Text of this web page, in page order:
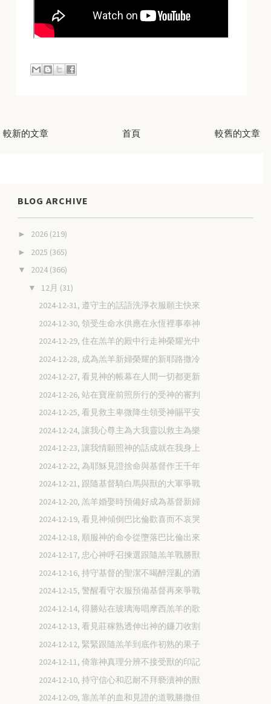
較新的文章 較舊的文章
首頁
BLOG ARCHIVE
► 2026 (219)
► 2025 (365)
▼ 2024 (366)
▼ 12月 (31)
2024-12-31, 遵守主的話語洗淨衣服願主快來
2024-12-30, 領受生命水供應在永恆裡事奉神
2024-12-29, 住在羔羊的殿中行走神榮耀光中
2024-12-28, 成為羔羊新婦榮耀的新耶路撒冷
2024-12-27, 看見神的帳幕在人間一切都更新
2024-12-26, 站在寶座前照所行的受神的審判
2024-12-25, 看見救主卑微降生領受神賜平安
2024-12-24, 讓我心尊主為大我靈以救主為樂
2024-12-23, 讓我情願照神的話成就在我身上
2024-12-22, 為耶穌見證捨命與基督作王千年
2024-12-21, 跟隨基督騎白馬與獸的大軍爭戰
2024-12-20, 羔羊婚娶時預備好成為基督新婦
2024-12-19, 看見神傾倒巴比倫歡喜而不哀哭
2024-12-18, 順服神的命令從墮落巴比倫出來
2024-12-17, 忠心神呼召揀選跟隨羔羊戰勝獸
2024-12-16, 持守基督的聖潔不喝醉淫亂的酒
2024-12-15, 警醒看守衣服預備基督再來爭戰
2024-12-14, 得勝站在玻璃海唱摩西羔羊的歌
2024-12-13, 看見莊稼熟透伸出神的鐮刀收割
2024-12-12, 緊緊跟隨羔羊到底作初熟的果子
2024-12-11, 倚靠神真理分辨不接受獸的印記
2024-12-10, 持守信心和忍耐不拜褻瀆神的獸
2024-12-09, 靠羔羊的血和見證的道戰勝撒但